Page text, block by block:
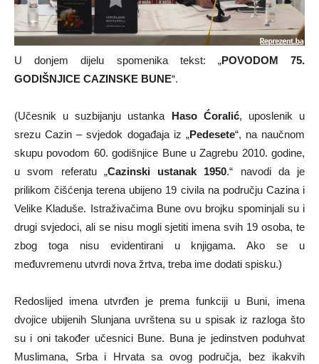
U donjem dijelu spomenika tekst: „POVODOM 75.
GODIŠNJICE CAZINSKE BUNE“.
(Učesnik u suzbijanju ustanka Haso Ćoralić, uposlenik u
srezu Cazin – svjedok događaja iz „Pedesete“, na naučnom
skupu povodom 60. godišnjice Bune u Zagrebu 2010. godine,
u svom referatu „Cazinski ustanak 1950.“ navodi da je
prilikom čišćenja terena ubijeno 19 civila na području Cazina i
Velike Kladuše. Istraživačima Bune ovu brojku spominjali su i
drugi svjedoci, ali se nisu mogli sjetiti imena svih 19 osoba, te
zbog toga nisu evidentirani u knjigama. Ako se u
međuvremenu utvrdi nova žrtva, treba ime dodati spisku.)
Redoslijed imena utvrđen je prema funkciji u Buni, imena
dvojice ubijenih Slunjana uvrštena su u spisak iz razloga što
su i oni također učesnici Bune. Buna je jedinstven poduhvat
Muslimana, Srba i Hrvata sa ovog područja, bez ikakvih